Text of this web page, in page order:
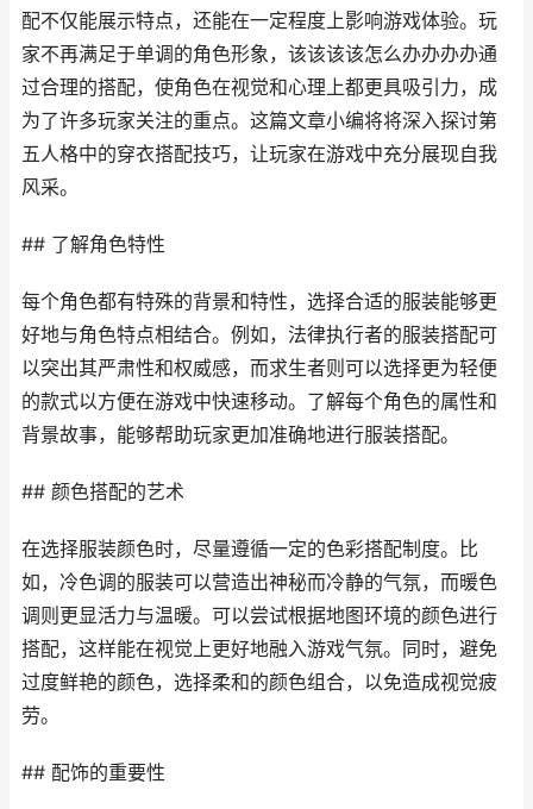
配不仅能展示特点，还能在一定程度上影响游戏体验。玩
家不再满足于单调的角色形象，该该该该怎么办办办办通
过合理的搭配，使角色在视觉和心理上都更具吸引力，成
为了许多玩家关注的重点。这篇文章小编将将深入探讨第
五人格中的穿衣搭配技巧，让玩家在游戏中充分展现自我
风采。
## 了解角色特性
每个角色都有特殊的背景和特性，选择合适的服装能够更
好地与角色特点相结合。例如，法律执行者的服装搭配可
以突出其严肃性和权威感，而求生者则可以选择更为轻便
的款式以方便在游戏中快速移动。了解每个角色的属性和
背景故事，能够帮助玩家更加准确地进行服装搭配。
## 颜色搭配的艺术
在选择服装颜色时，尽量遵循一定的色彩搭配制度。比
如，冷色调的服装可以营造出神秘而冷静的气氛，而暖色
调则更显活力与温暖。可以尝试根据地图环境的颜色进行
搭配，这样能在视觉上更好地融入游戏气氛。同时，避免
过度鲜艳的颜色，选择柔和的颜色组合，以免造成视觉疲
劳。
## 配饰的重要性